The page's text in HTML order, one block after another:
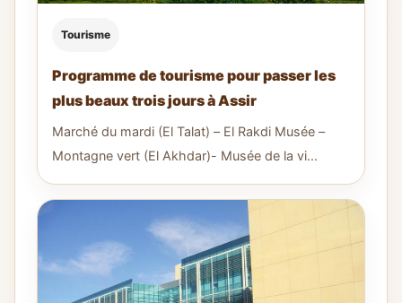
Tourisme
Programme de tourisme pour passer les
plus beaux trois jours à Assir
Marché du mardi (El Talat) – El Rakdi Musée –
Montagne vert (El Akhdar)- Musée de la vi...